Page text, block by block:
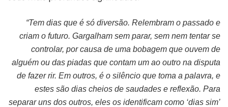
“Tem dias que é só diversão. Relembram o passado e
criam o futuro. Gargalham sem parar, sem nem tentar se
controlar, por causa de uma bobagem que ouvem de
alguém ou das piadas que contam um ao outro na disputa
de fazer rir. Em outros, é o silêncio que toma a palavra, e
estes são dias cheios de saudades e reflexão. Para
separar uns dos outros, eles os identificam como ‘dias sim’